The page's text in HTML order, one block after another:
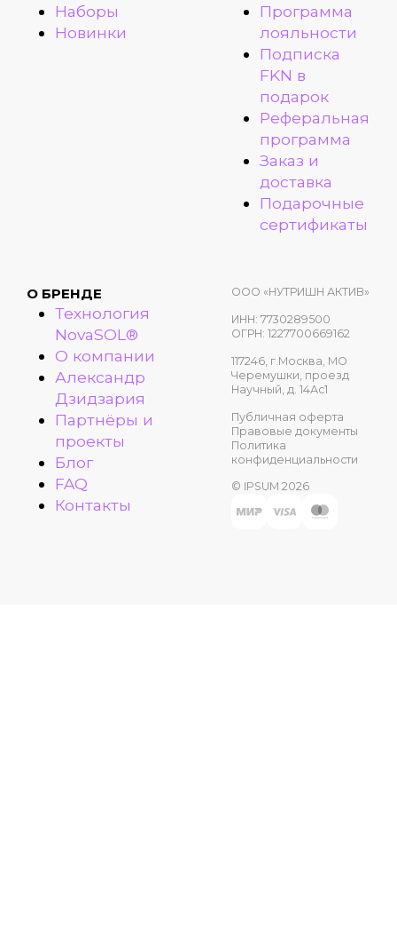
Наборы
Новинки
Программа
лояльности
Подписка
FKN в
подарок
Реферальная
программа
Заказ и
доставка
Подарочные
сертификаты
О БРЕНДЕ
Технология
NovaSOL®
О компании
Александр
Дзидзария
Партнёры и
проекты
Блог
FAQ
Контакты
ООО «НУТРИШН АКТИВ»
ИНН: 7730289500
ОГРН: 1227700669162
117246, г.Москва, МО
Черемушки, проезд
Научный, д. 14Ас1
Публичная оферта
Правовые документы
Политика
конфиденциальности
© IPSUM 2026